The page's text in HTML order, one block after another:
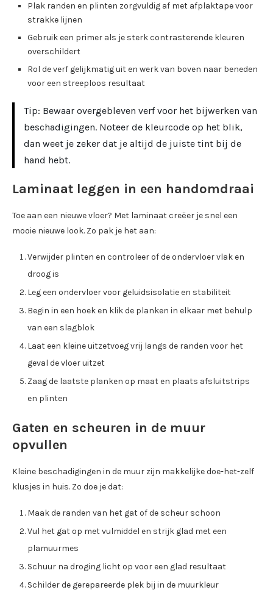
Plak randen en plinten zorgvuldig af met afplaktape voor
strakke lijnen
Gebruik een primer als je sterk contrasterende kleuren
overschildert
Rol de verf gelijkmatig uit en werk van boven naar beneden
voor een streeploos resultaat
Tip: Bewaar overgebleven verf voor het bijwerken van
beschadigingen. Noteer de kleurcode op het blik,
dan weet je zeker dat je altijd de juiste tint bij de
hand hebt.
Laminaat leggen in een handomdraai
Toe aan een nieuwe vloer? Met laminaat creëer je snel een
mooie nieuwe look. Zo pak je het aan:
Verwijder plinten en controleer of de ondervloer vlak en
droog is
Leg een ondervloer voor geluidsisolatie en stabiliteit
Begin in een hoek en klik de planken in elkaar met behulp
van een slagblok
Laat een kleine uitzetvoeg vrij langs de randen voor het
geval de vloer uitzet
Zaag de laatste planken op maat en plaats afsluitstrips
en plinten
Gaten en scheuren in de muur
opvullen
Kleine beschadigingen in de muur zijn makkelijke doe-het-zelf
klusjes in huis. Zo doe je dat:
Maak de randen van het gat of de scheur schoon
Vul het gat op met vulmiddel en strijk glad met een
plamuurmes
Schuur na droging licht op voor een glad resultaat
Schilder de gerepareerde plek bij in de muurkleur